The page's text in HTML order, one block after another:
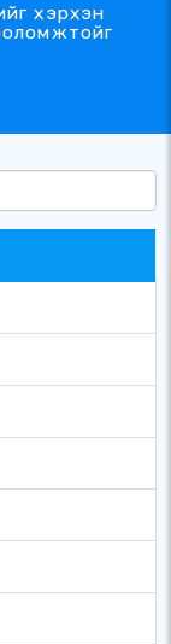
хэрхэн